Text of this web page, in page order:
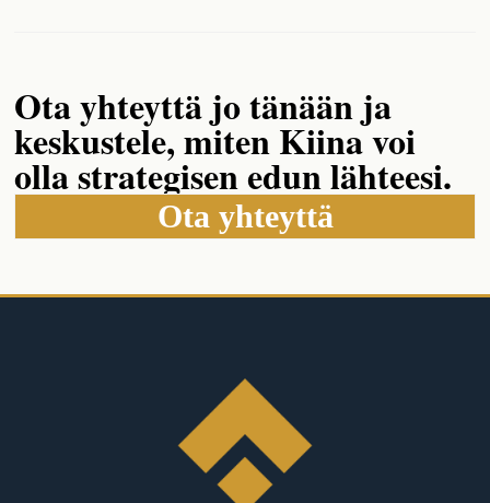
Ota yhteyttä jo tänään ja
keskustele, miten Kiina voi
olla strategisen edun lähteesi.
Ota yhteyttä